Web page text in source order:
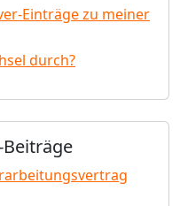
Einträge zu meiner
durch?
Beiträge